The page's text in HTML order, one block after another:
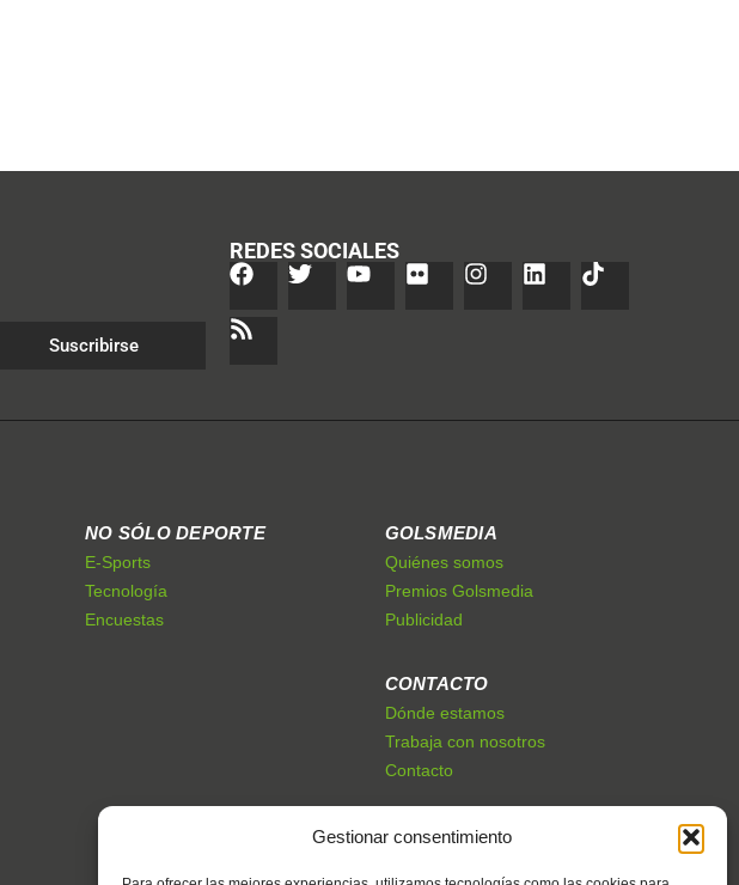
Gestionar consentimiento
Suscribirse
REDES SOCIALES
NO SÓLO DEPORTE
E-Sports
Tecnología
Encuestas
GOLSMEDIA
Quiénes somos
Premios Golsmedia
Publicidad
CONTACTO
Dónde estamos
Trabaja con nosotros
Contacto